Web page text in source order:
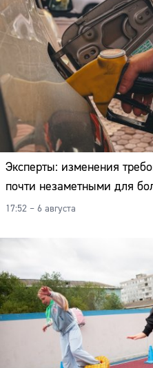
Эксперты: изменения
почти незаметными для
17:52 – 6 августа